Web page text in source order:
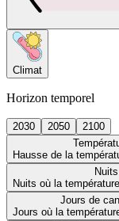
Climat
Horizon temporel
2030 2050
2100
Hausse de la
Nuits où la
Jours de
Jours où la